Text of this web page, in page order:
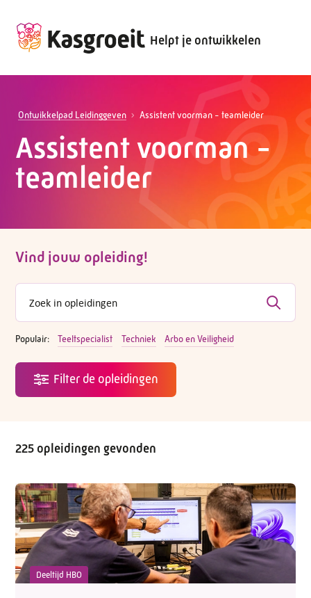
Helpt je ontwikkelen
Ontwikkelpad Leidinggeven Assistent voorman - teamleider
Assistent voorman -
teamleider
Vind jouw opleiding!
Populair: Teeltspecialist Techniek Arbo en Veiligheid
225 opleidingen gevonden
Deeltijd HBO